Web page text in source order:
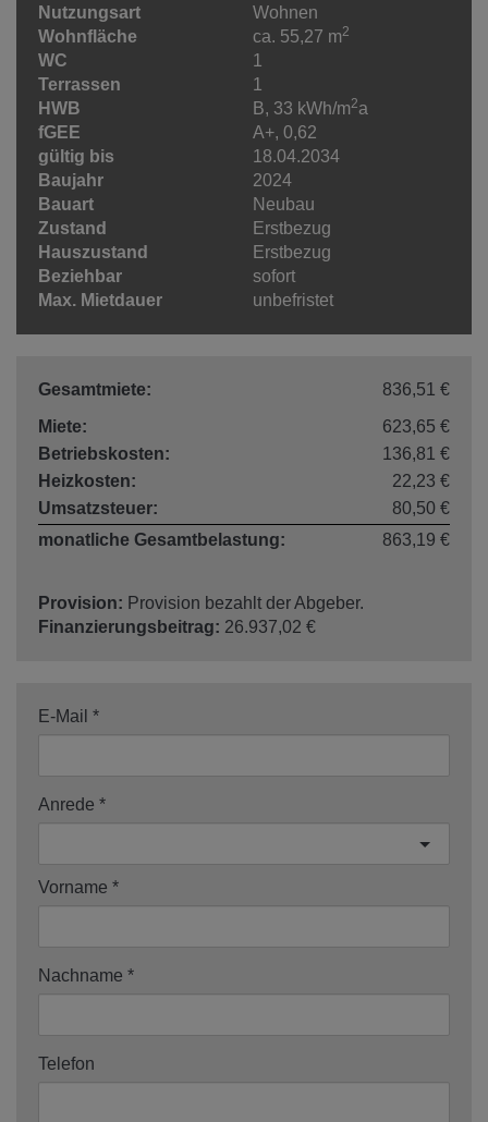
Nutzungsart
Wohnen
Wohnfläche
ca. 55,27 m2
WC
1
Terrassen
1
HWB
B, 33 kWh/m2a
fGEE
A+, 0,62
gültig bis
18.04.2034
Baujahr
2024
Bauart
Neubau
Zustand
Erstbezug
Hauszustand
Erstbezug
Beziehbar
sofort
Max. Mietdauer
unbefristet
Gesamtmiete:
836,51 €
Miete:
623,65 €
Betriebskosten:
136,81 €
Heizkosten:
22,23 €
Umsatzsteuer:
80,50 €
monatliche Gesamtbelastung:
863,19 €
Provision: Provision bezahlt der Abgeber.
Finanzierungsbeitrag: 26.937,02 €
E-Mail
Anrede
Vorname
Nachname
Telefon